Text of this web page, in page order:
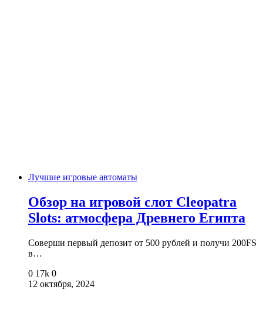
Лучшие игровые автоматы
Обзор на игровой слот Cleopatra
Slots: атмосфера Древнего Египта
Соверши первый депозит от 500 рублей и получи 200FS
в…
0 17k 0
12 октября, 2024